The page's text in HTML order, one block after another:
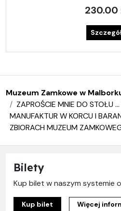
230.00
Muzeum Zamkowe w
ZAPROŚCIE MNIE DO STOŁU
MANUFAKTUR W KORCU I
ZBIORACH MUZEUM
Bilety
Kup bilet w naszym systemie
Kup bilet Więcej